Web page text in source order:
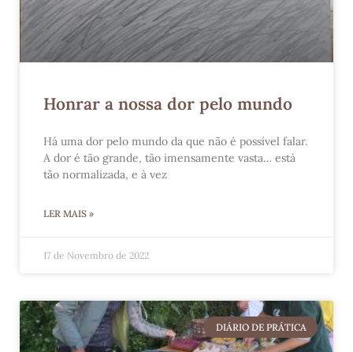
Honrar a nossa dor pelo mundo
Há uma dor pelo mundo da que não é possível falar.
A dor é tão grande, tão imensamente vasta… está
tão normalizada, e à vez
LER MAIS »
17 de Novembro de 2022
DIÁRIO DE PRÁTICA